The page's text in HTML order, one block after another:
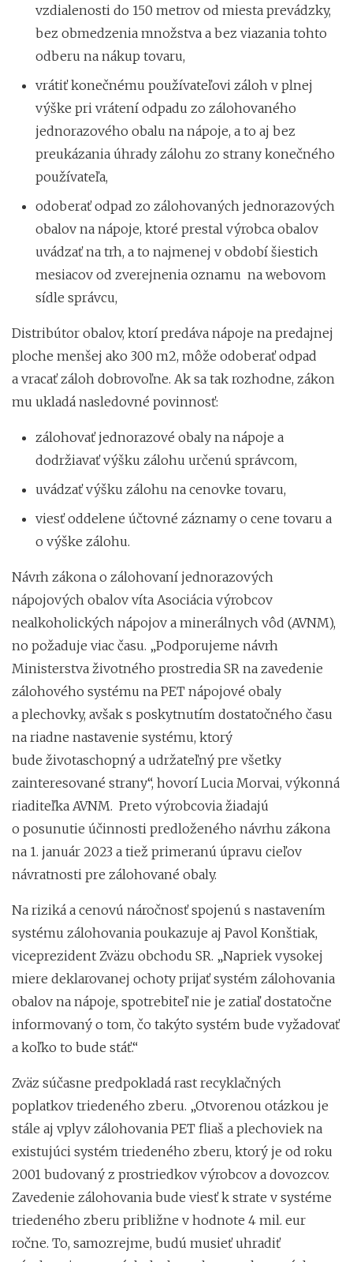
vzdialenosti do 150 metrov od miesta prevádzky,
bez obmedzenia množstva a bez viazania tohto
odberu na nákup tovaru,
vrátiť konečnému používateľovi záloh v plnej
výške pri vrátení odpadu zo zálohovaného
jednorazového obalu na nápoje, a to aj bez
preukázania úhrady zálohu zo strany konečného
používateľa,
odoberať odpad zo zálohovaných jednorazových
obalov na nápoje, ktoré prestal výrobca obalov
uvádzať na trh, a to najmenej v období šiestich
mesiacov od zverejnenia oznamu na webovom
sídle správcu,
Distribútor obalov, ktorí predáva nápoje na predajnej
ploche menšej ako 300 m2, môže odoberať odpad
a vracať záloh dobrovoľne. Ak sa tak rozhodne, zákon
mu ukladá nasledovné povinnosť:
zálohovať jednorazové obaly na nápoje a
dodržiavať výšku zálohu určenú správcom,
uvádzať výšku zálohu na cenovke tovaru,
viesť oddelene účtovné záznamy o cene tovaru a
o výške zálohu.
Návrh zákona o zálohovaní jednorazových
nápojových obalov víta Asociácia výrobcov
nealkoholických nápojov a minerálnych vôd (AVNM),
no požaduje viac času. „Podporujeme návrh
Ministerstva životného prostredia SR na zavedenie
zálohového systému na PET nápojové obaly
a plechovky, avšak s poskytnutím dostatočného času
na riadne nastavenie systému, ktorý
bude životaschopný a udržateľný pre všetky
zainteresované strany“, hovorí Lucia Morvai, výkonná
riaditeľka AVNM. Preto výrobcovia žiadajú
o posunutie účinnosti predloženého návrhu zákona
na 1. január 2023 a tiež primeranú úpravu cieľov
návratnosti pre zálohované obaly.
Na riziká a cenovú náročnosť spojenú s nastavením
systému zálohovania poukazuje aj Pavol Konštiak,
viceprezident Zväzu obchodu SR. „Napriek vysokej
miere deklarovanej ochoty prijať systém zálohovania
obalov na nápoje, spotrebiteľ nie je zatiaľ dostatočne
informovaný o tom, čo takýto systém bude vyžadovať
a koľko to bude stáť.“
Zväz súčasne predpokladá rast recyklačných
poplatkov triedeného zberu. „Otvorenou otázkou je
stále aj vplyv zálohovania PET fliaš a plechoviek na
existujúci systém triedeného zberu, ktorý je od roku
2001 budovaný z prostriedkov výrobcov a dovozcov.
Zavedenie zálohovania bude viesť k strate v systéme
triedeného zberu približne v hodnote 4 mil. eur
ročne. To, samozrejme, budú musieť uhradiť